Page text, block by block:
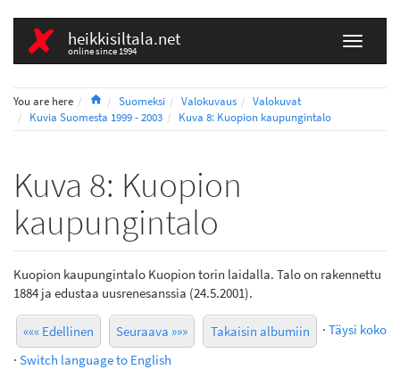
heikkisiltala.net
online since 1994
You are here HomeSuomeksi Valokuvaus
Valokuvat
Kuvia Suomesta 1999 - 2003
Kuva 8: Kuopion kaupungintalo
Kuva 8: Kuopion
kaupungintalo
Kuopion kaupungintalo Kuopion torin laidalla. Talo on rakennettu
1884 ja edustaa uusrenesanssia (24.5.2001).
««« Edellinen Seuraava »»» Takaisin albumiin · Täysi koko
· Switch language to English